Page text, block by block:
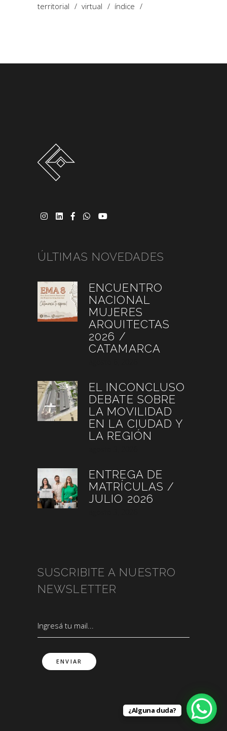
territorial
virtual índice
ÚLTIMAS NOVEDADES
ENCUENTRO
NACIONAL
MUJERES
ARQUITECTAS
2026 /
CATAMARCA
EL INCONCLUSO
DEBATE SOBRE
LA MOVILIDAD
EN LA CIUDAD Y
LA REGIÓN
ENTREGA DE
MATRÍCULAS /
JULIO 2026
SUSCRIBITE A NUESTRO
NEWSLETTER
¿Alguna duda?